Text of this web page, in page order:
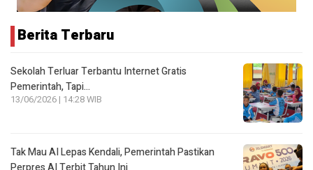
Berita Terbaru
Sekolah Terluar Terbantu Internet Gratis
Pemerintah, Tapi…
13/06/2026 | 14:28 WIB
Tak Mau AI Lepas Kendali, Pemerintah Pastikan